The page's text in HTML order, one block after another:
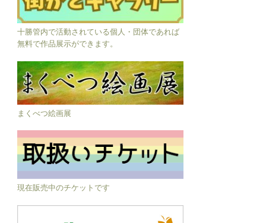
十勝管内で活動されている個人・団体であれば
無料で作品展示ができます。
まくべつ絵画展
現在販売中のチケットです